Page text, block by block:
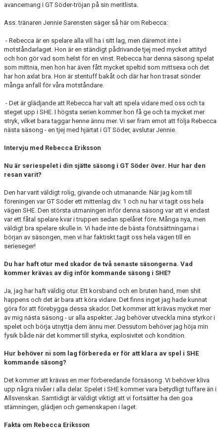
avancemang i GT Söder-tröjan på sin meritlista.
Ass. tränaren Jennie Sarensten säger så här om Rebecca:
- Rebecca är en spelare alla vill ha i sitt lag, men däremot inte i
motståndarlaget. Hon är en ständigt pådrivande tjej med mycket attityd
och hon gör vad som helst för en vinst. Rebecca har denna säsong spelat
som mittnia, men hon har även fått mycket speltid som mittsexa och det
har hon axlat bra. Hon är stentuff bakåt och där har hon trasat sönder
många anfall för våra motståndare.
- Det är glädjande att Rebecca har valt att spela vidare med oss och ta
steget upp i SHE. I högsta serien kommer hon få ge och ta mycket mer
stryk, vilket bara taggar henne ännu mer. Vi ser fram emot att följa Rebecca
nästa säsong - en tjej med hjärtat i GT Söder, avslutar Jennie.
Intervju med Rebecca Eriksson
Nu är seriespelet i din sjätte säsong i GT Söder över. Hur har den
resan varit?
Den har varit väldigt rolig, givande och utmanande. När jag kom till
föreningen var GT Söder ett mittenlag div. 1 och nu har vi tagit oss hela
vägen SHE. Den största utmaningen inför denna säsong var att vi endast
var ett fåtal spelare kvar i truppen sedan spelåret före. Många nya, men
väldigt bra spelare skulle in. Vi hade inte de bästa förutsättningarna i
början av säsongen, men vi har faktiskt tagit oss hela vägen till en
serieseger!
Du har haft otur med skador de två senaste säsongerna. Vad
kommer krävas av dig inför kommande säsong i SHE?
Ja, jag har haft väldig otur. Ett korsband och en bruten hand, men shit
happens och det är bara att köra vidare. Det finns inget jag hade kunnat
göra för att förebygga dessa skador. Det kommer att krävas mycket mer
av mig nästa säsong - ur alla aspekter. Jag behöver utveckla mina styrkor i
spelet och börja utnyttja dem ännu mer. Dessutom behöver jag höja min
fysik både när det kommer till styrka, explosivitet och kondition.
Hur behöver ni som lag förbereda er för att klara av spel i SHE
kommande säsong?
Det kommer att krävas en mer förberedande försäsong. Vi behöver kliva
upp några nivåer i alla delar. Spelet i SHE kommer vara betydligt tuffare än i
Allsvenskan. Samtidigt är väldigt viktigt att vi fortsätter ha den goa
stämningen, glädjen och gemenskapen i laget.
Fakta om Rebecca Eriksson